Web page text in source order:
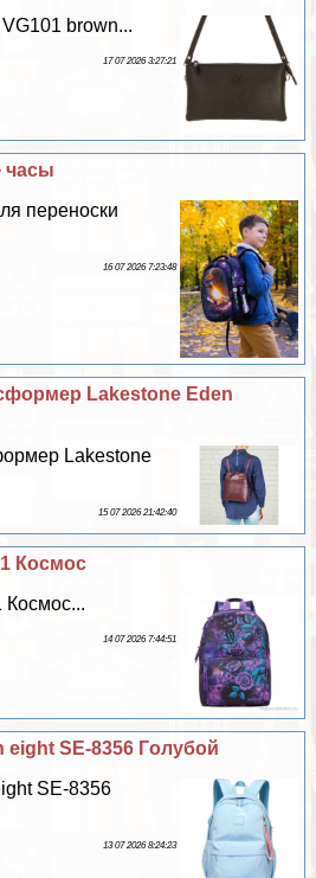
brown...
17 07 2026 3:27:21
часы
переноски
16 07 2026 7:23:48
Lakestone Eden
Lakestone
15 07 2026 21:42:40
Космос
Космос...
14 07 2026 7:44:51
SE-8356 Гoлyбой
SE-8356
13 07 2026 8:24:23